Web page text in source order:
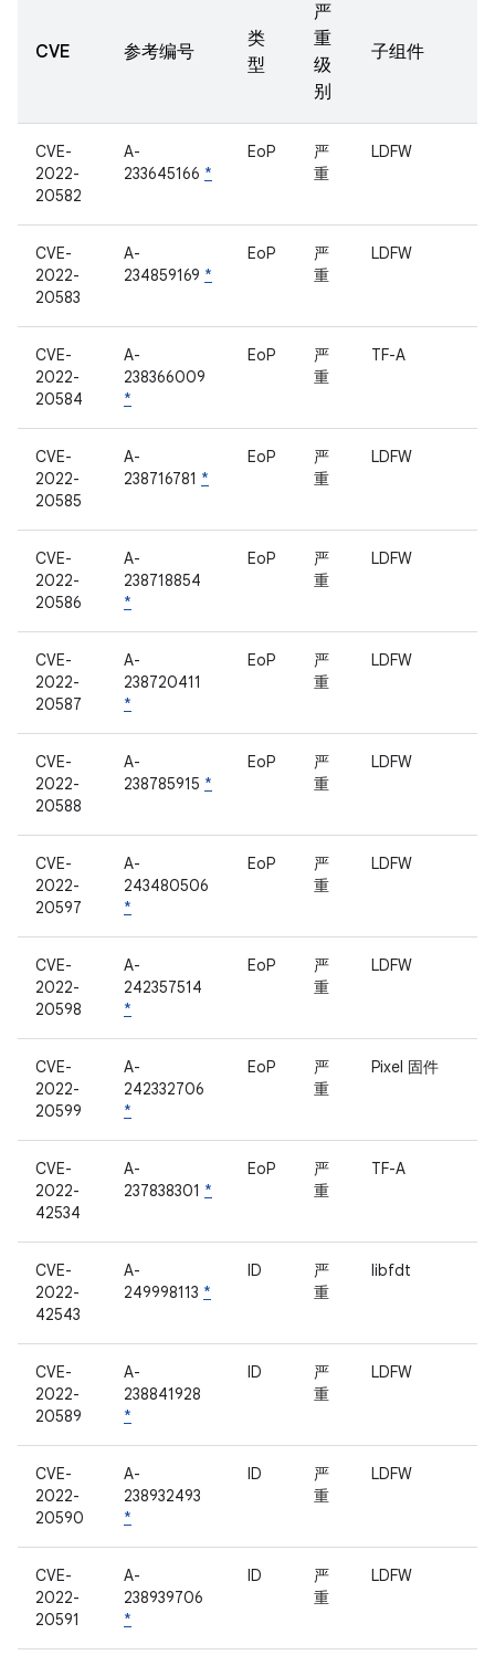
CVE 参考编号
类
型
严
重
级
别
子组件
CVE-
2022-
20582
A-
233645166 *
EoP
严
重
LDFW
CVE-
2022-
20583
A-
234859169 *
EoP
严
重
LDFW
CVE-
2022-
20584
A-
238366009
*
EoP
严
重
TF-A
CVE-
2022-
20585
A-
238716781 *
EoP
严
重
LDFW
CVE-
2022-
20586
A-
238718854
*
EoP
严
重
LDFW
CVE-
2022-
20587
A-
238720411
*
EoP
严
重
LDFW
CVE-
2022-
20588
A-
238785915 *
EoP
严
重
LDFW
CVE-
2022-
20597
A-
243480506
*
EoP
严
重
LDFW
CVE-
2022-
20598
A-
242357514
*
EoP
严
重
LDFW
CVE-
2022-
20599
A-
242332706
*
EoP
严
重
Pixel 固件
CVE-
2022-
42534
A-
237838301 *
EoP
严
重
TF-A
CVE-
2022-
42543
A-
249998113 *
ID
严
重
libfdt
CVE-
2022-
20589
A-
238841928
*
ID
严
重
LDFW
CVE-
2022-
20590
A-
238932493
*
ID
严
重
LDFW
CVE-
2022-
20591
A-
238939706
*
ID
严
重
LDFW